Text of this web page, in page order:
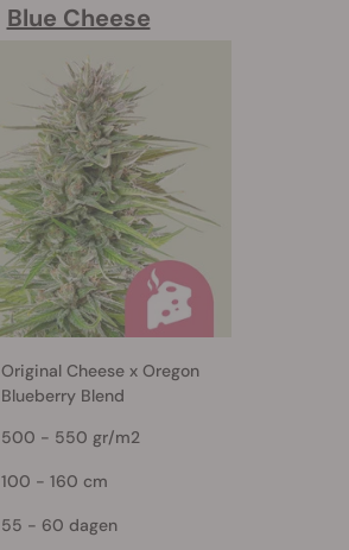
Blue Cheese
Original Cheese x Oregon
Blueberry Blend
500 - 550 gr/m2
100 - 160 cm
55 - 60 dagen